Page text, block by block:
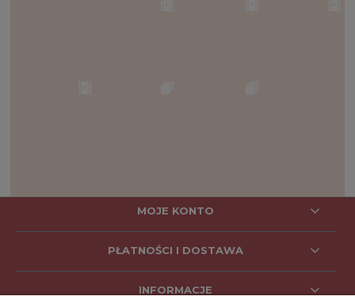
MOJE KONTO
PŁATNOŚCI I DOSTAWA
INFORMACJE